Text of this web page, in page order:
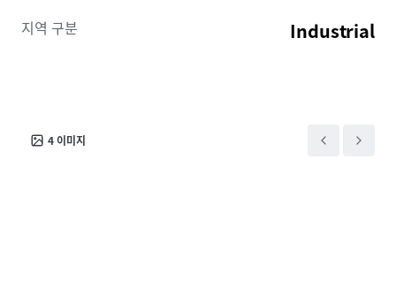
지역 구분 Industrial
4이미지